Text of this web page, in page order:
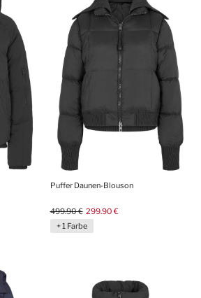
Puffer Daunen-Blouson
499.90 € 299.90 €
+ 1 Farbe